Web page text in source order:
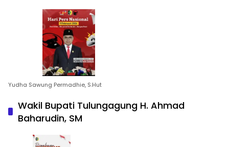
Yudha Sawung Permadhie, S.Hut
Wakil Bupati Tulungagung H. Ahmad
Baharudin, SM